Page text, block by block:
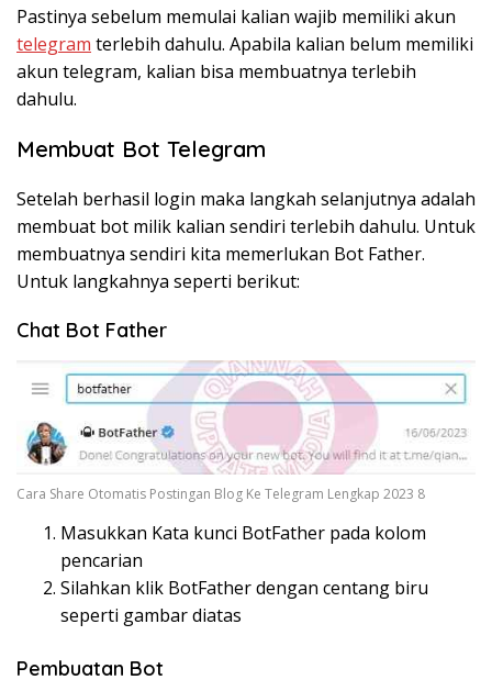
Pastinya sebelum memulai kalian wajib memiliki akun
telegram terlebih dahulu. Apabila kalian belum memiliki
akun telegram, kalian bisa membuatnya terlebih
dahulu.
Membuat Bot Telegram
Setelah berhasil login maka langkah selanjutnya adalah
membuat bot milik kalian sendiri terlebih dahulu. Untuk
membuatnya sendiri kita memerlukan Bot Father.
Untuk langkahnya seperti berikut:
Chat Bot Father
Cara Share Otomatis Postingan Blog Ke Telegram Lengkap 2023 8
Masukkan Kata kunci BotFather pada kolom
pencarian
Silahkan klik BotFather dengan centang biru
seperti gambar diatas
Pembuatan Bot